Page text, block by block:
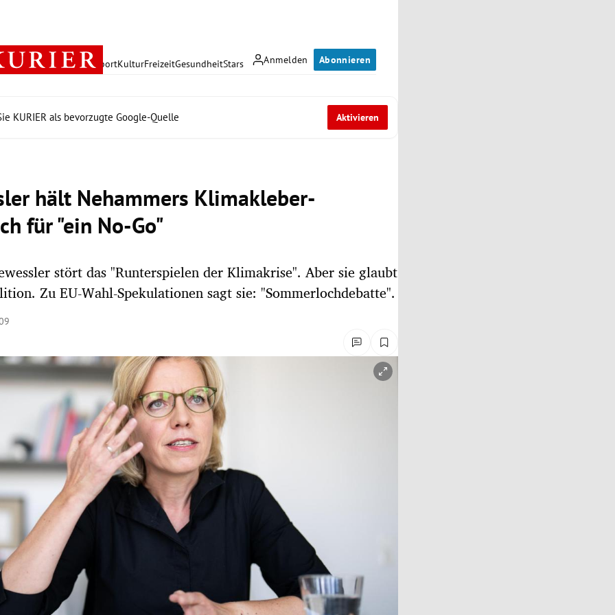
Anmelden Abonnieren
PolitikWirtschaft SportKulturFreizeitGesundheitStars
KURIER als bevorzugte Google-Quelle Aktivieren
hält Nehammers Klimakleber-
für "ein No-Go"
stört das "Runterspielen der Klimakrise". Aber sie glaubt
Zu EU-Wahl-Spekulationen sagt sie: "Sommerlochdebatte".
öffnen/schließen